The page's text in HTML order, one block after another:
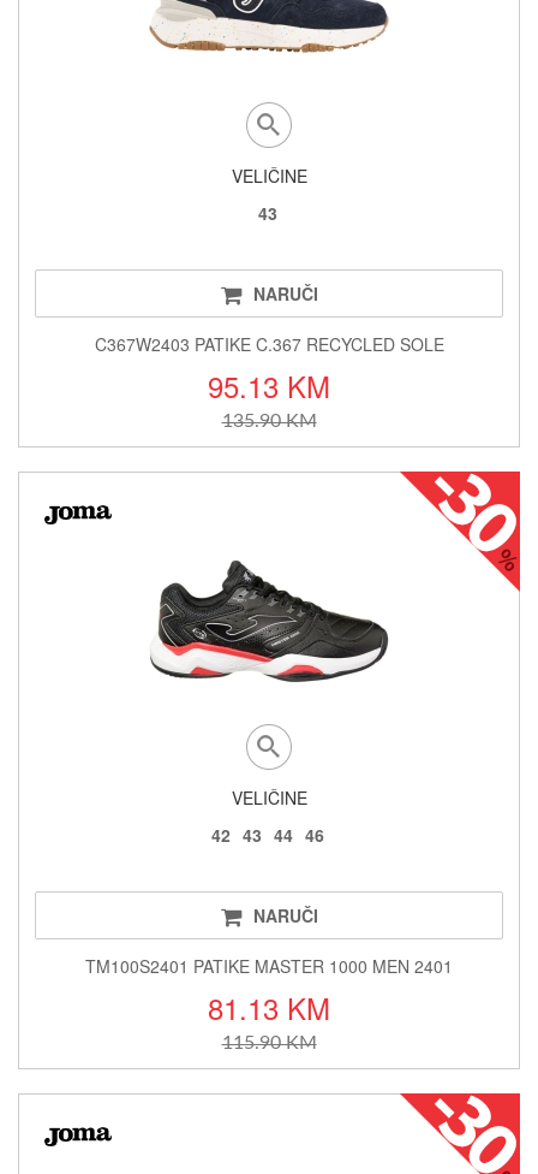
VELIČINE
43
NARUČI
C367W2403 PATIKE C.367 RECYCLED SOLE
95.13 KM
135.90 KM
VELIČINE
42 43 44 46
NARUČI
TM100S2401 PATIKE MASTER 1000 MEN 2401
81.13 KM
115.90 KM